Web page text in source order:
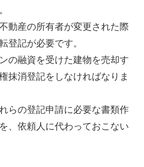
動産の所有者が変更された際
登記が必要です。
の融資を受けた建物を売却す
抹消登記をしなければなりま
らの登記申請に必要な書類作
、依頼人に代わっておこない